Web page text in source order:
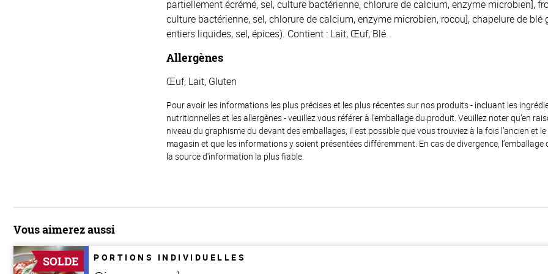
partiellement écrémé, sel, culture bactérienne, chlorure de calcium, enzyme microbien],
culture bactérienne, sel, chlorure de calcium, enzyme microbien, rocou], chapelure de
entiers liquides, sel, épices). Contient : Lait, Œuf, Blé.
Allergènes
Œuf, Lait, Gluten
Pour avoir les informations les plus précises et les plus récentes sur nos produits - incluant les
nutritionnelles et les allergènes - veuillez vous référer à l’emballage du produit. Veuillez noter qu’en
niveau du graphisme du devant des emballages, il est possible que vous trouviez à la fois l’ancien et
magasin et que les informations y soient présentées différemment. En cas de divergence,
la source d'information la plus fiable.
Vous aimerez aussi
SOLDE PORTIONS INDIVIDUELLES